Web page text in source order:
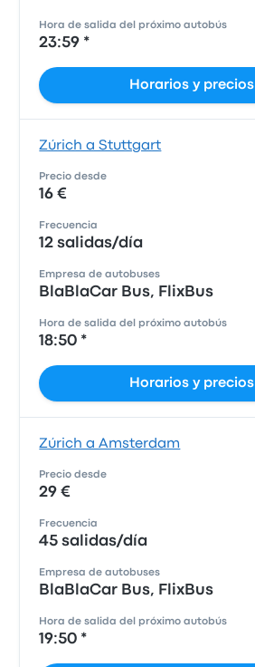
Hora de salida del próximo autobús
23:59 *
Horarios y precios
Zúrich a Stuttgart
Precio desde
16 €
Frecuencia
12 salidas/día
Empresa de autobuses
BlaBlaCar Bus, FlixBus
Hora de salida del próximo autobús
18:50 *
Horarios y precios
Zúrich a Amsterdam
Precio desde
29 €
Frecuencia
45 salidas/día
Empresa de autobuses
BlaBlaCar Bus, FlixBus
Hora de salida del próximo autobús
19:50 *